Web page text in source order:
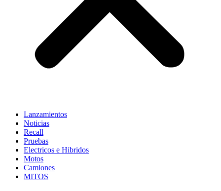
Lanzamientos
Noticias
Recall
Pruebas
Electricos e Hibridos
Motos
Camiones
MITOS